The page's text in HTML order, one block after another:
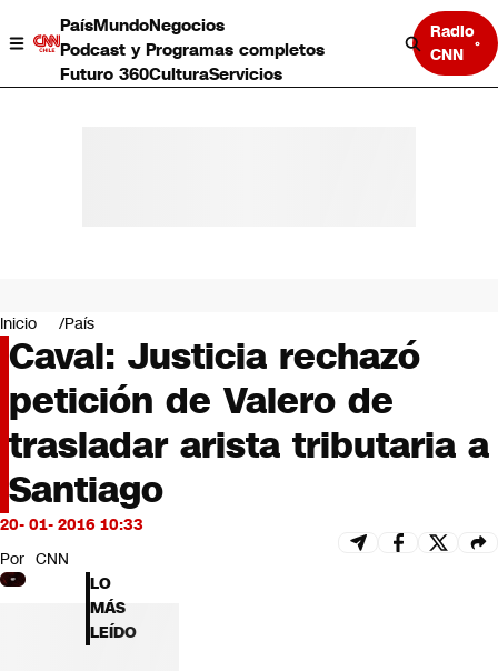
PaísMundoNegocios
Podcast y Programas completos
Futuro 360CulturaServicios
Radio
CNN
Negocios
Deportes
Programas completos
Cultura
Servicios
Bits
CNN tiempo
Futuro 360
Inicio País
Caval: Justicia rechazó
petición de Valero de
trasladar arista tributaria a
Santiago
20- 01- 2016 10:33
Por CNN
LO
MÁS
LEÍDO